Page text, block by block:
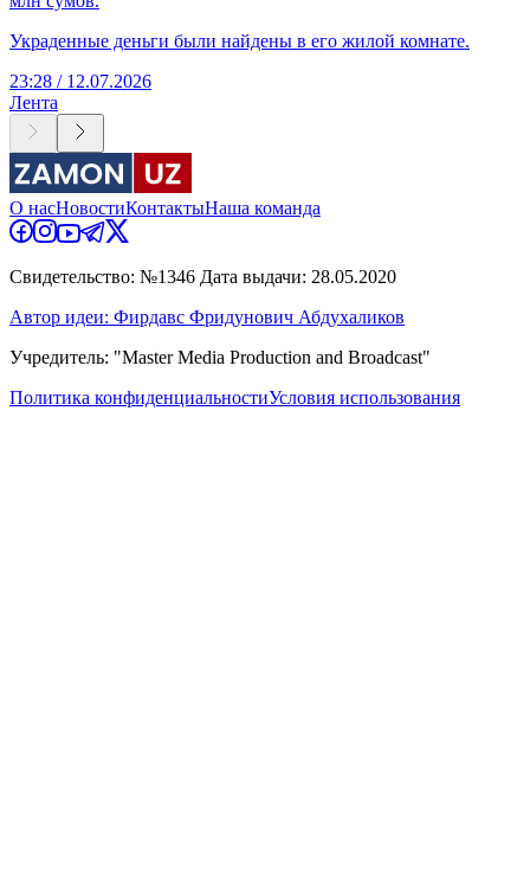
Украденные деньги были найдены в его жилой комнате.
23:28 / 12.07.2026
Лента
О насНовостиКонтактыНаша команда
Свидетельство: №1346 Дата выдачи: 28.05.2020
Автор идеи: Фирдавс Фридунович Абдухаликов
Учредитель: "Master Media Production and Broadcast"
Политика конфиденциальностиУсловия использования